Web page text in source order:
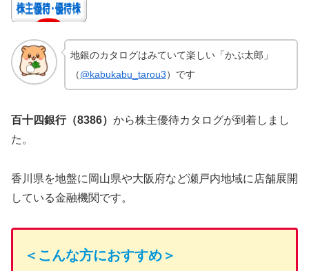
地銀のカタログはみていて楽しい「かぶ太郎」
（@kabukabu_tarou3）です
百十四銀行（8386） から株主優待カタログが到着しまし
た。
香川県を地盤に岡山県や大阪府など瀬戸内地域に店舗展開
している金融機関です。
＜こんな方におすすめ＞